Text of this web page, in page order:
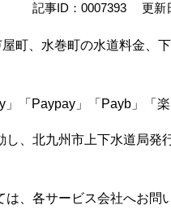
記事ID：0007393 更新
町、水巻町の水道料金、
「Paypay」「Payb」「楽
、北九州市上下水道局発
、各サービス会社へお問